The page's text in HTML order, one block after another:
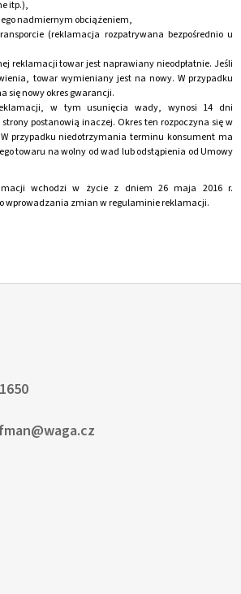
itp.),
nadmiernym obciążeniem,
(reklamacja rozpatrywana bezpośrednio u
reklamacji towar jest naprawiany nieodpłatnie. Jeśli
towar wymieniany jest na nowy. W przypadku
się nowy okres gwarancji.
w tym usunięcia wady, wynosi 14 dni
postanowią inaczej. Okres ten rozpoczyna się w
przypadku niedotrzymania terminu konsument ma
towaru na wolny od wad lub odstąpienia od Umowy
wchodzi w życie z dniem 26 maja 2016 r.
wprowadzania zmian w regulaminie reklamacji.